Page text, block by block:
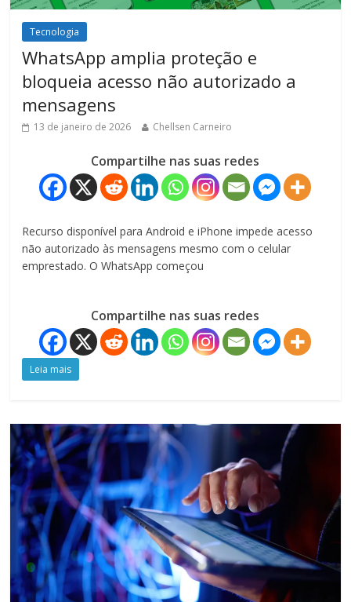
Tecnologia
WhatsApp amplia proteção e
bloqueia acesso não autorizado a
mensagens
13 de janeiro de 2026 Chellsen Carneiro
Compartilhe nas suas redes
Recurso disponível para Android e iPhone impede acesso
não autorizado às mensagens mesmo com o celular
emprestado. O WhatsApp começou
Compartilhe nas suas redes
Leia mais